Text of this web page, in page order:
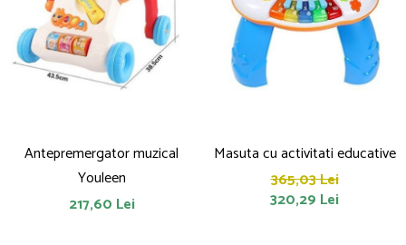
Antepremergator muzical
Youleen
217,60 Lei
Masuta cu activitati educative
365,03 Lei
320,29 Lei